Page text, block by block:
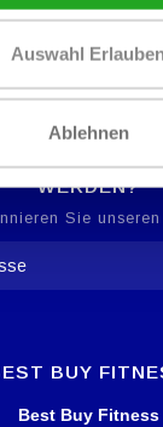
Auswahl
Ablehnen
ANGEBOTE
WERDEN?
Sie unseren
BUY
Best Buy Fitness